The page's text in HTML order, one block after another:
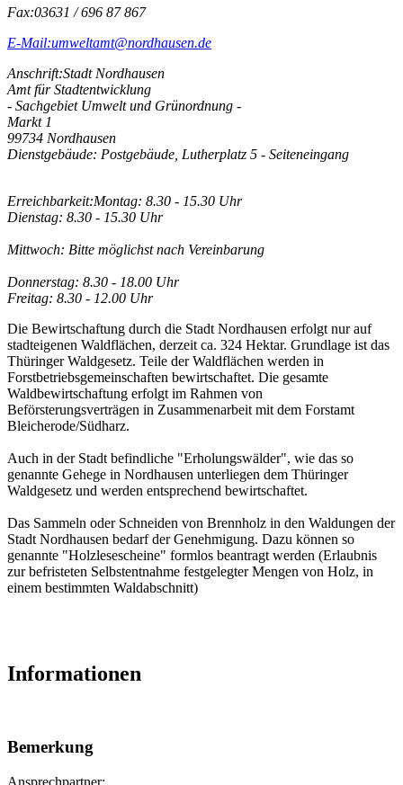
Fax:03631 / 696 87 867
E-Mail:umweltamt@nordhausen.de
Anschrift:Stadt Nordhausen
Amt für Stadtentwicklung
- Sachgebiet Umwelt und Grünordnung -
Markt 1
99734 Nordhausen
Dienstgebäude: Postgebäude, Lutherplatz 5 - Seiteneingang
Erreichbarkeit:Montag: 8.30 - 15.30 Uhr
Dienstag: 8.30 - 15.30 Uhr
Mittwoch: Bitte möglichst nach Vereinbarung
Donnerstag: 8.30 - 18.00 Uhr
Freitag: 8.30 - 12.00 Uhr
Die Bewirtschaftung durch die Stadt Nordhausen erfolgt nur auf
stadteigenen Waldflächen, derzeit ca. 324 Hektar. Grundlage ist das
Thüringer Waldgesetz. Teile der Waldflächen werden in
Forstbetriebsgemeinschaften bewirtschaftet. Die gesamte
Waldbewirtschaftung erfolgt im Rahmen von
Beförsterungsverträgen in Zusammenarbeit mit dem Forstamt
Bleicherode/Südharz.
Auch in der Stadt befindliche "Erholungswälder", wie das so
genannte Gehege in Nordhausen unterliegen dem Thüringer
Waldgesetz und werden entsprechend bewirtschaftet.
Das Sammeln oder Schneiden von Brennholz in den Waldungen der
Stadt Nordhausen bedarf der Genehmigung. Dazu können so
genannte "Holzlesescheine" formlos beantragt werden (Erlaubnis
zur befristeten Selbstentnahme festgelegter Mengen von Holz, in
einem bestimmten Waldabschnitt)
Informationen
Bemerkung
Ansprechpartner: